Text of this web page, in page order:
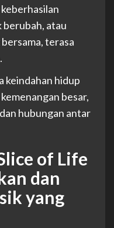
berubah, atau
terasa
keindahan hidup
besar,
hubungan antar
of Life
dan
yang